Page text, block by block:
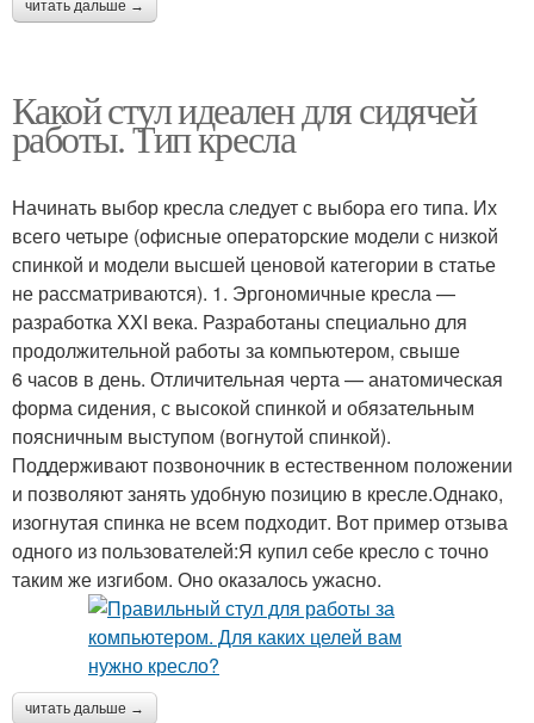
читать дальше →
Какой стул идеален для сидячей
работы. Тип кресла
Начинать выбор кресла следует с выбора его типа. Их
всего четыре (офисные операторские модели с низкой
спинкой и модели высшей ценовой категории в статье
не рассматриваются). 1. Эргономичные кресла —
разработка XXI века. Разработаны специально для
продолжительной работы за компьютером, свыше
6 часов в день. Отличительная черта — анатомическая
форма сидения, с высокой спинкой и обязательным
поясничным выступом (вогнутой спинкой).
Поддерживают позвоночник в естественном положении
и позволяют занять удобную позицию в кресле.Однако,
изогнутая спинка не всем подходит. Вот пример отзыва
одного из пользователей:Я купил себе кресло с точно
таким же изгибом. Оно оказалось ужасно.
читать дальше →